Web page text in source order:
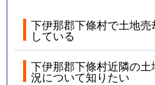
下伊那郡下條村で土地
している
下伊那郡下條村近隣の
況について知りたい